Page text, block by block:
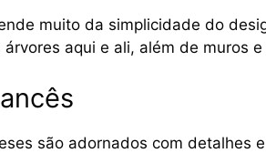
muito da simplicidade do
aqui e ali, além de muros
são adornados com detalhes